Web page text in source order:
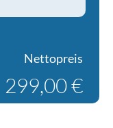
Nettopreis
299,00 €